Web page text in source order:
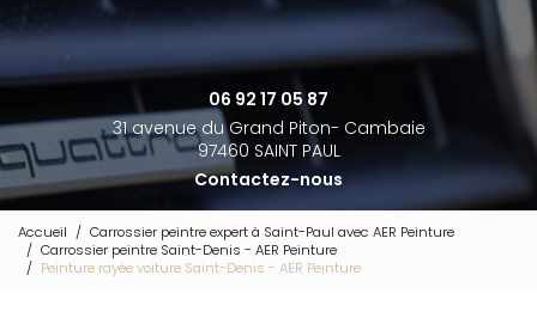
06 92 17 05 87
31 avenue du Grand Piton- Cambaie
97460 SAINT PAUL
Contactez-nous
Accueil
Carrossier peintre expert à Saint-Paul avec AER Peinture
Carrossier peintre Saint-Denis - AER Peinture
Peinture rayée voiture Saint-Denis - AER Peinture